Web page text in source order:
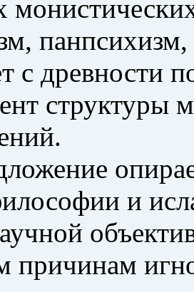
с древности
структуры
и
причинам